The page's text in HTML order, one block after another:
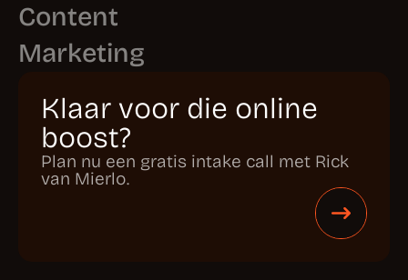
Content
Marketing
Klaar voor die online
boost?
Plan nu een gratis intake call met Rick
van Mierlo.